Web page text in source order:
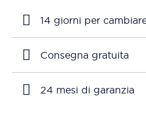
14 giorni per
Consegna gratuita
24 mesi di garanzia